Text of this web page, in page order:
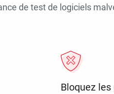
de test de logiciels
Bloquez